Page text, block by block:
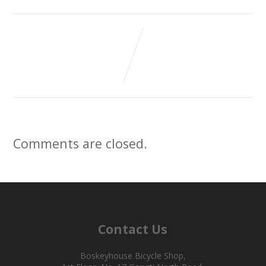
Comments are closed.
Contact Us
Boskeyhouse Bicycle Shop,